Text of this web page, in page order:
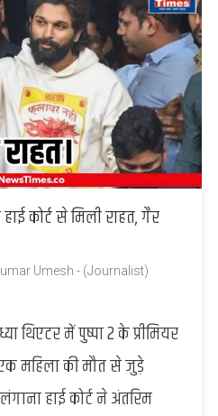
कोर्ट से मिली राहत, गैर
Umesh - (Journalist)
थिएटर में पुष्पा 2 के प्रीमियर
महिला की मौत से जुड़े
हाई कोर्ट ने अंतरिम